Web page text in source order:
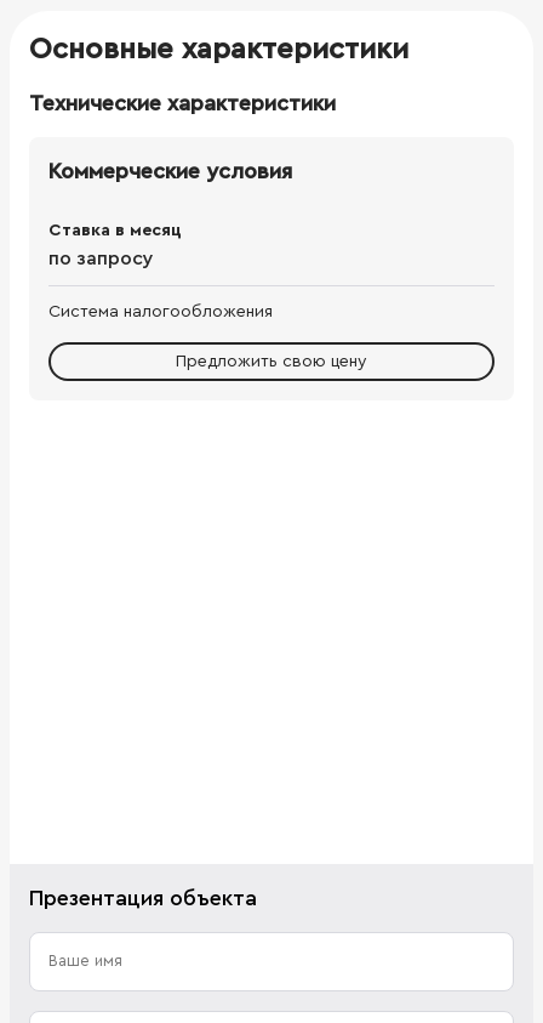
Основные характеристики
Технические характеристики
Коммерческие условия
Ставка в месяц
по запросу
Система налогообложения
Предложить свою цену
Презентация объекта